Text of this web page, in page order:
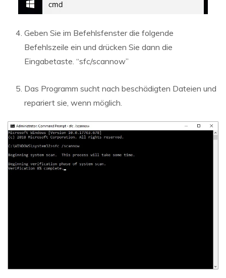
Geben Sie im Befehlsfenster die folgende
Befehlszeile ein und drücken Sie dann die
Eingabetaste. “sfc/scannow”
Das Programm sucht nach beschädigten Dateien und
repariert sie, wenn möglich.